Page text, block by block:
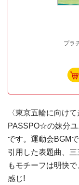
プラ
〈東京五輪に向け
PASSPO☆の妹分
です。運動会BGM
引用した表題曲、三
もモチーフは明快
感じ!